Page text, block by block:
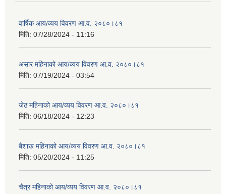
वार्षिक आय/व्यय विवरण आ.व. २०८०।८१
मिति: 07/28/2024 - 11:16
असार महिनाको आय/व्यय विवरण आ.व. २०८०।८१
मिति: 07/19/2024 - 03:54
जेठ महिनाको आय/व्यय विवरण आ.व. २०८०।८१
मिति: 06/18/2024 - 12:23
बैशाख महिनाको आय/व्यय विवरण आ.व. २०८०।८१
मिति: 05/20/2024 - 11:25
चैत्र महिनाको आय/व्यय विवरण आ.व. २०८०।८१